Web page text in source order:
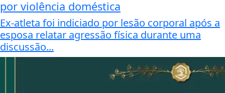
por violência doméstica
Ex-atleta foi indiciado por lesão corporal após a
esposa relatar agressão física durante uma
discussão...